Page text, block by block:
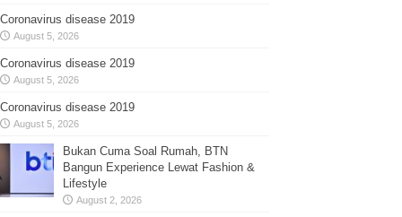
Coronavirus disease 2019
August 5, 2026
Coronavirus disease 2019
August 5, 2026
Coronavirus disease 2019
August 5, 2026
Bukan Cuma Soal Rumah, BTN
Bangun Experience Lewat Fashion &
Lifestyle
August 2, 2026